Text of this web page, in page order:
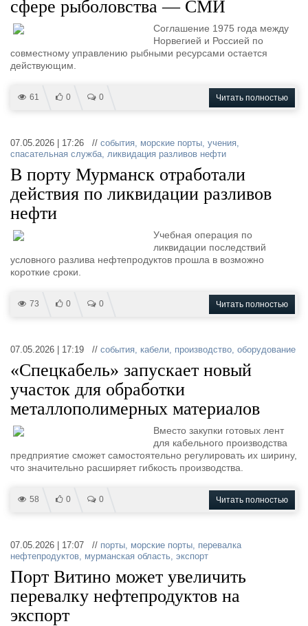
сфере рыболовства — СМИ
Соглашение 1975 года между
Норвегией и Россией по
совместному управлению рыбными ресурсами остается
действующим.
61 0 0 Читать полностью
07.05.2026 | 17:26 // события, морские порты, учения,
спасательная служба, ликвидация разливов нефти
В порту Мурманск отработали
действия по ликвидации разливов
нефти
Учебная операция по
ликвидации последствий
условного разлива нефтепродуктов прошла в возможно
короткие сроки.
73 0 0 Читать полностью
07.05.2026 | 17:19 // события, кабели, производство, оборудование
«Спецкабель» запускает новый
участок для обработки
металлополимерных материалов
Вместо закупки готовых лент
для кабельного производства
предприятие сможет самостоятельно регулировать их ширину,
что значительно расширяет гибкость производства.
58 0 0 Читать полностью
07.05.2026 | 17:07 // порты, морские порты, перевалка
нефтепродуктов, мурманская область, экспорт
Порт Витино может увеличить
перевалку нефтепродуктов на
экспорт